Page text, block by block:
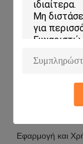
Υλικό κυλίνδρου:
Τροφή πρώτης
Ικανότητα
Η μηχανή
γνωστή και ως
επανάσταση στη
τεχνολογία και
είναι ικανό να
Εφαρμογή και